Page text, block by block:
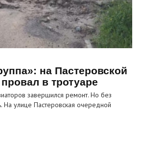
на Пастеровской
в тротуаре
завершился ремонт. Но без
улице Пастеровская очередной